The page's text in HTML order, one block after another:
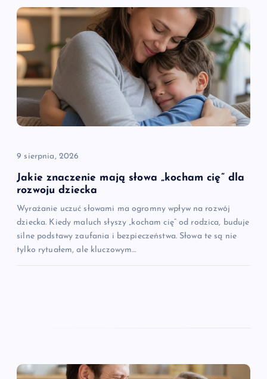
9 sierpnia, 2026
Jakie znaczenie mają słowa „kocham cię” dla
rozwoju dziecka
Wyrażanie uczuć słowami ma ogromny wpływ na rozwój
dziecka. Kiedy maluch słyszy „kocham cię” od rodzica, buduje
silne podstawy zaufania i bezpieczeństwa. Słowa te są nie
tylko rytuałem, ale kluczowym…